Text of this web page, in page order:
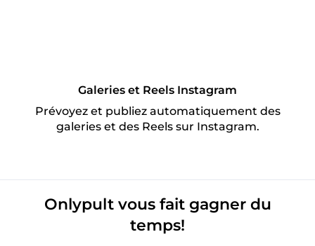
Galeries et Reels Instagram
Prévoyez et publiez automatiquement des
galeries et des Reels sur Instagram.
Onlypult vous fait gagner du
temps!